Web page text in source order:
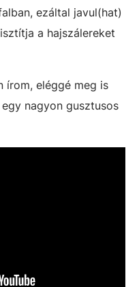
ezáltal javul(hat)
a hajszálereket
írom, eléggé meg is
nagyon gusztusos